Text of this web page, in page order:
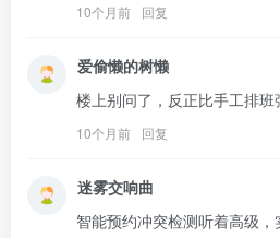
10个月前 回复
爱偷懒的树懒
楼上别问了，反正比手工排班
10个月前 回复
迷雾交响曲
智能预约冲突检测听着高级，